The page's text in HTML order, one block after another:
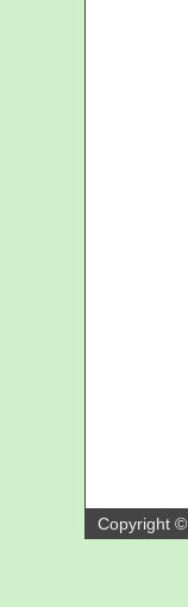
Copyright ©